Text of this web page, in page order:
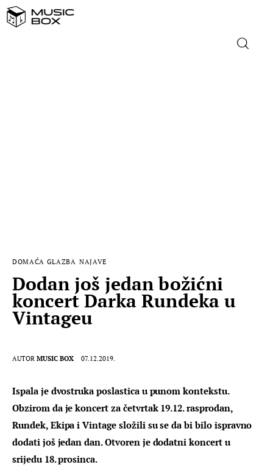
DOMAĆA GLAZBA NAJAVE
Dodan još jedan božićni
koncert Darka Rundeka u
Vintageu
AUTOR MUSIC BOX 07.12.2019.
Ispala je dvostruka poslastica u punom kontekstu.
Obzirom da je koncert za četvrtak 19.12. rasprodan,
Rundek, Ekipa i Vintage složili su se da bi bilo ispravno
dodati još jedan dan. Otvoren je dodatni koncert u
srijedu 18. prosinca.